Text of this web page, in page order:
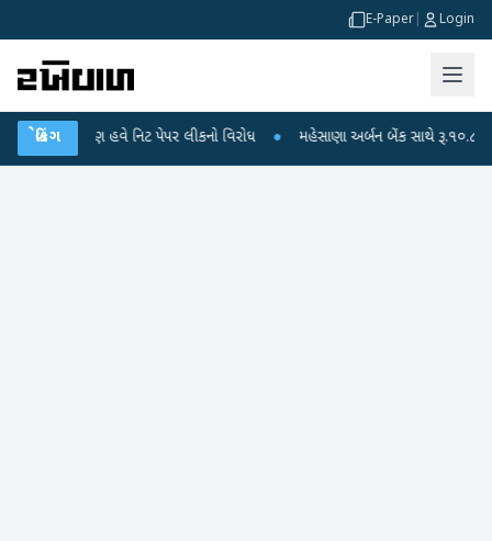
E-Paper Login
બ્રેકિંગપણ હવે નિટ પેપર લીકનો વિરોધ ● મહેસાણા અર્બન બેંક સાથે રૂ.૧૦.૮૮